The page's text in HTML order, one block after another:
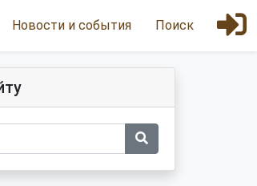
Новости и события Поиск